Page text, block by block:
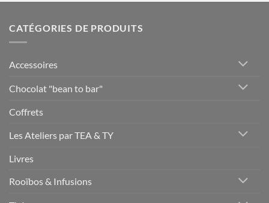
CATÉGORIES DE PRODUITS
Accessoires
Chocolat "bean to bar"
Coffrets
Les Ateliers par TEA & TY
Livres
Rooïbos & Infusions